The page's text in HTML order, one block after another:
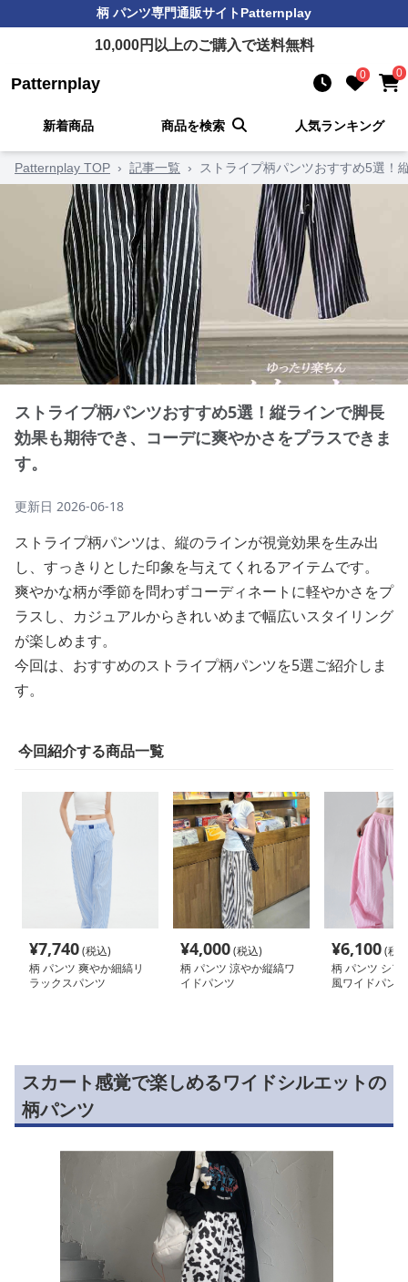
柄 パンツ専門通販サイトPatternplay
10,000円以上のご購入で送料無料
Patternplay 0 0
新着商品 商品を検索 人気ランキング
Patternplay TOP › 記事一覧 › ストライプ柄パンツおすすめ5選！
ストライプ柄パンツおすすめ5選！縦ラインで脚長
効果も期待でき、コーデに爽やかさをプラスできま
す。
更新日 2026-06-18
ストライプ柄パンツは、縦のラインが視覚効果を生み出
し、すっきりとした印象を与えてくれるアイテムです。
爽やかな柄が季節を問わずコーディネートに軽やかさをプ
ラスし、カジュアルからきれいめまで幅広いスタイリング
が楽しめます。
今回は、おすすめのストライプ柄パンツを5選ご紹介しま
す。
今回紹介する商品一覧
¥7,740(税込)
柄 パンツ 爽やか細縞リ
ラックスパンツ
¥4,000(税込)
柄 パンツ 涼やか縦縞ワ
イドパンツ
¥6,100(税
柄 パンツ シア
風ワイドパンツ
スカート感覚で楽しめるワイドシルエットの
柄パンツ